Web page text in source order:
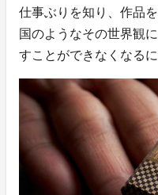
仕事ぶりを知り、作品
国のようなその世界観
すことができなくなる